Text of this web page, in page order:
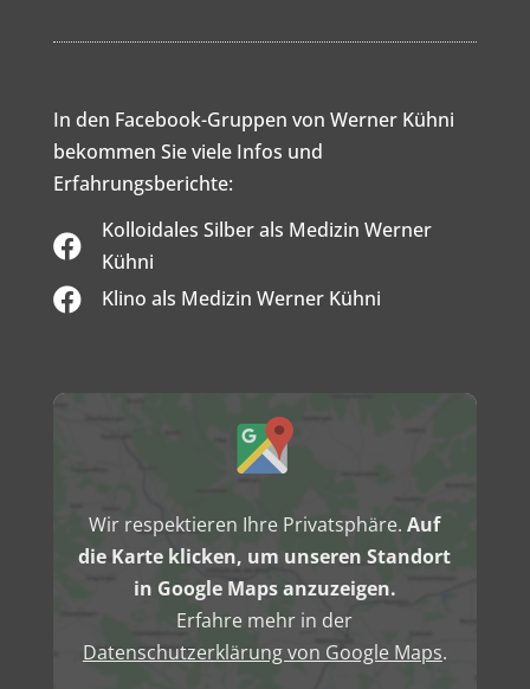
In den Facebook-Gruppen von Werner Kühni
bekommen Sie viele Infos und
Erfahrungsberichte:

Kolloidales Silber als Medizin Werner
Kühni
 Klino als Medizin Werner Kühni
Inhalt
Wir respektieren Ihre Privatsphäre.Auf
die Karte klicken, um unseren Standort
in Google Maps anzuzeigen.
Erfahre mehr in der
Datenschutzerklärung von Google Maps.